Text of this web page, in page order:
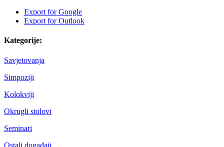
Export forGoogle
Export forOutlook
Kategorije:
Savjetovanja
Simpoziji
Kolokviji
Okrugli stolovi
Seminari
Ostali događaji